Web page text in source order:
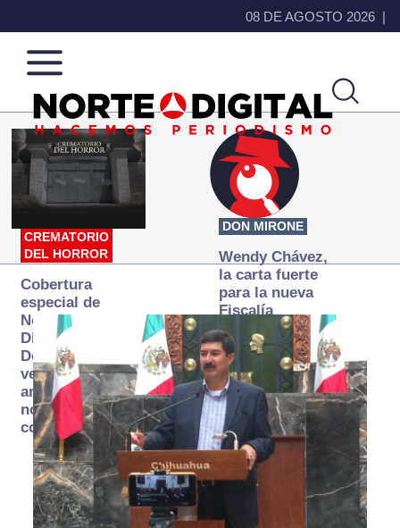
08 DE AGOSTO 2026
Norte
de
Ciudad
Más
que
noticias,
hacemos periodismo
CREMATORIO
DEL HORROR
Cobertura
especial de
Norte
Digital:
Donde la
verdad
arde… pero
no se
consume
DON MIRONE
Wendy Chávez,
la carta fuerte
para la nueva
Fiscalía
autónoma